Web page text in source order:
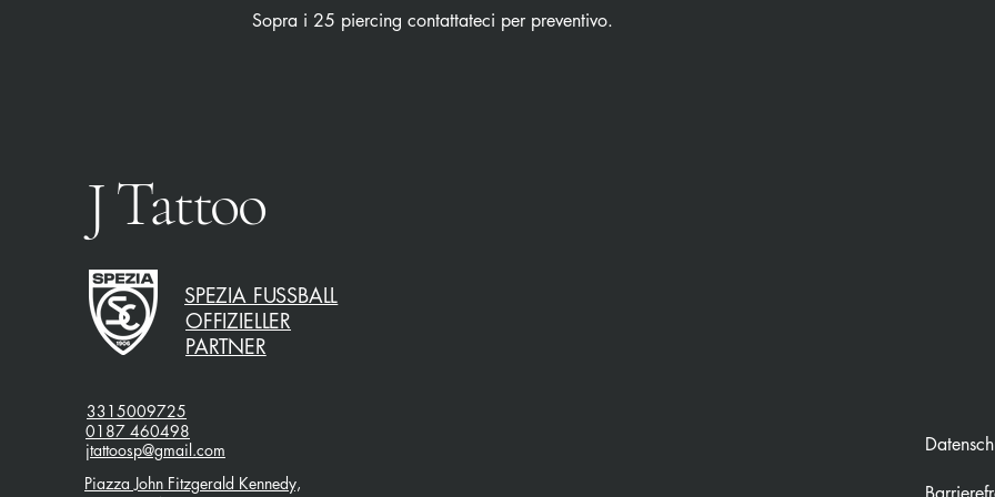
Sopra i 25 piercing contattateci per preventivo.
J Tattoo
SPEZIA FUSSBALL
OFFIZIELLER
PARTNER
3315009725
jtattoosp@gmail.com
0187 460498
Piazza John Fitzgerald Kennedy,